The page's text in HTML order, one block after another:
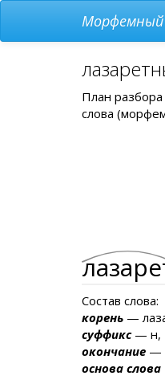
Морфемный
План
слова
Состав слова:
корень —
суффикс— н,
окончание —
основа слова